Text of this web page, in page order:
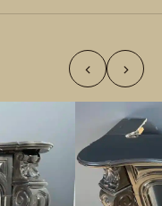
‹ ›